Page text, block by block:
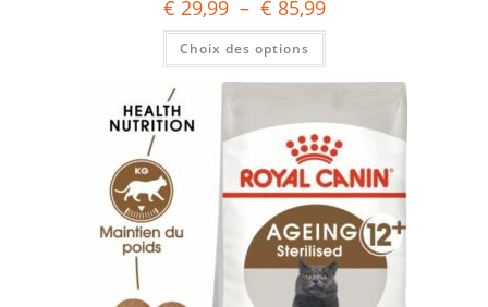
€ 29,99 – € 85,99
Choix des options